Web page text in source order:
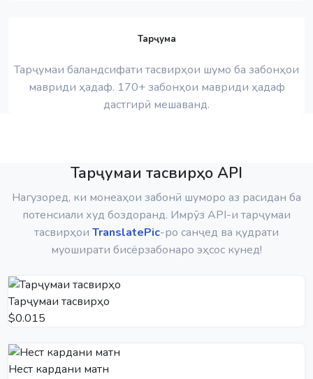
Тарҷума
Тарҷумаи баландсифати тасвирҳои шумо ба забонҳои
мавриди ҳадаф. 170+ забонҳои мавриди ҳадаф
дастгирӣ мешаванд.
Тарҷумаи тасвирҳо API
Нагузоред, ки монеаҳои забонӣ шуморо аз расидан ба
потенсиали худ боздоранд. Имрӯз API-и тарҷумаи
тасвирҳои TranslatePic-ро санҷед ва қудрати
муоширати бисёрзабонаро эҳсос кунед!
Тарҷумаи тасвирҳо
$0.015
Нест кардани матн